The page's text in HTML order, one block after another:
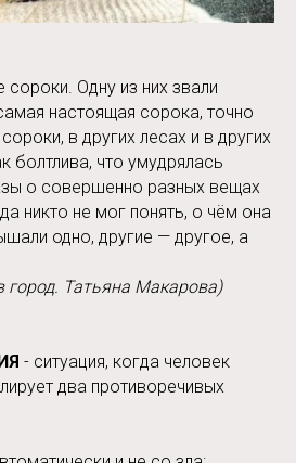
Одну из них звали
настоящая сорока, точно
в других лесах и в других
болтлива, что умудрялась
о совершенно разных вещах
никто не мог понять, о чём она
одно, другие — другое, а
город. Татьяна Макарова)
- ситуация, когда человек
два противоречивых